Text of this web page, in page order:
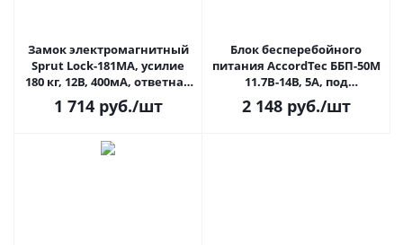
Замок электромагнитный
Sprut Lock-181MA, усилие
180 кг, 12В, 400мA, ответная
планка в комплекте
1 714руб./шт
Блок бесперебойного
питания AccordTec ББП-50М
11.7В-14В, 5А, под
аккумулятор 7Ач
2 148руб./шт